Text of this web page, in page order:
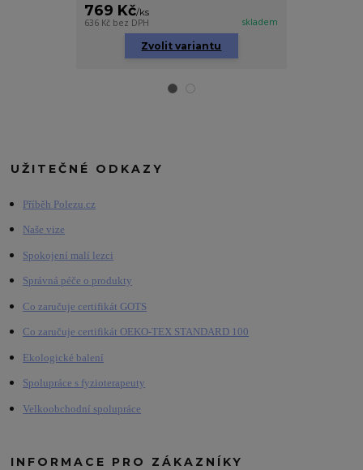
769 Kč/ks
636 Kč bez DPH skladem
Zvolit variantu
UŽITEČNÉ ODKAZY
Příběh Polezu.cz
Naše vize
Spokojení malí lezci
Správná péče o produkty
Co zaručuje certifikát GOTS
Co zaručuje certifikát OEKO-TEX STANDARD 100
Ekologické balení
Spolupráce s fyzioterapeuty
Velkoobchodní spolupráce
INFORMACE PRO ZÁKAZNÍKY